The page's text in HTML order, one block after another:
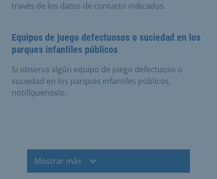
través de los datos de contacto indicados.
Equipos de juego defectuosos o suciedad en los
parques infantiles públicos
Si observa algún equipo de juego defectuoso o
suciedad en los parques infantiles públicos,
notifíquenoslo.
Mostrar más